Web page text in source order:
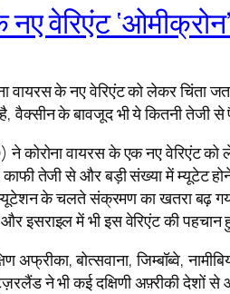
वेरिएंट
वायरस के नए वेरिएंट को लेकर
वैक्सीन के बावजूद भी ये कितनी
ने कोरोना वायरस के एक नए वेरिएंट
तेजी से और बड़ी संख्या में म्यूटेट
के चलते संक्रमण का खतरा बढ़
और इसराइल में भी इस वेरिएंट की
अफ्रीका, बोत्सवाना, जिम्बॉब्वे,
ने भी कई दक्षिणी अफ़्रीकी देशों से